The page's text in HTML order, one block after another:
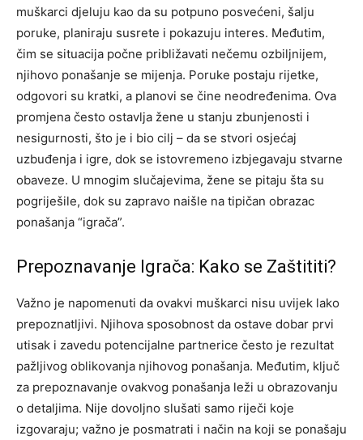
muškarci djeluju kao da su potpuno posvećeni, šalju
poruke, planiraju susrete i pokazuju interes. Međutim,
čim se situacija počne približavati nečemu ozbiljnijem,
njihovo ponašanje se mijenja. Poruke postaju rijetke,
odgovori su kratki, a planovi se čine neodređenima. Ova
promjena često ostavlja žene u stanju zbunjenosti i
nesigurnosti, što je i bio cilj – da se stvori osjećaj
uzbuđenja i igre, dok se istovremeno izbjegavaju stvarne
obaveze. U mnogim slučajevima, žene se pitaju šta su
pogriješile, dok su zapravo naišle na tipičan obrazac
ponašanja “igrača”.
Prepoznavanje Igrača: Kako se Zaštititi?
Važno je napomenuti da ovakvi muškarci nisu uvijek lako
prepoznatljivi. Njihova sposobnost da ostave dobar prvi
utisak i zavedu potencijalne partnerice često je rezultat
pažljivog oblikovanja njihovog ponašanja. Međutim, ključ
za prepoznavanje ovakvog ponašanja leži u obrazovanju
o detaljima. Nije dovoljno slušati samo riječi koje
izgovaraju; važno je posmatrati i način na koji se ponašaju